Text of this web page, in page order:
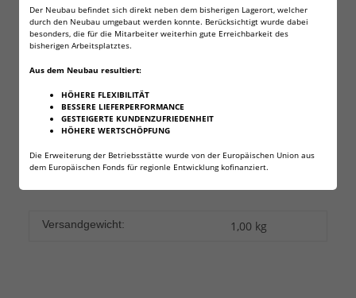
Der Neubau befindet sich direkt neben dem bisherigen Lagerort, welcher
durch den Neubau umgebaut werden konnte. Berücksichtigt wurde dabei
besonders, die für die Mitarbeiter weiterhin gute Erreichbarkeit des
bisherigen Arbeitsplatztes.
Aus dem Neubau resultiert:
HÖHERE FLEXIBILITÄT
BESSERE LIEFERPERFORMANCE
GESTEIGERTE KUNDENZUFRIEDENHEIT
HÖHERE WERTSCHÖPFUNG
Die Erweiterung der Betriebsstätte wurde von der Europäischen Union aus
dem Europäischen Fonds für regionle Entwicklung kofinanziert.
Herstellerinformationen:
NEMT Neuschäfer Euro Multi Trade GmbH
Baden-Württemberg
Hauneck, Deutschland, 36282
Versandgewicht: 1,00 kg